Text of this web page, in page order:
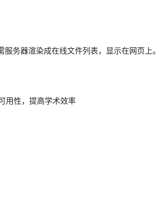
务器渲染成在线文件列表，显示在网页上。
用性，提高学术效率